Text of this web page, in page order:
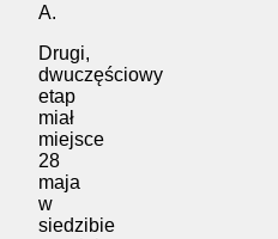
A.
Drugi,
dwuczęściowy
etap
miał
miejsce
28
maja
w
siedzibie